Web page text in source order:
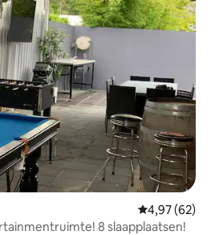
Gemiddelde
4,97 (62)
8 slaapplaatsen!